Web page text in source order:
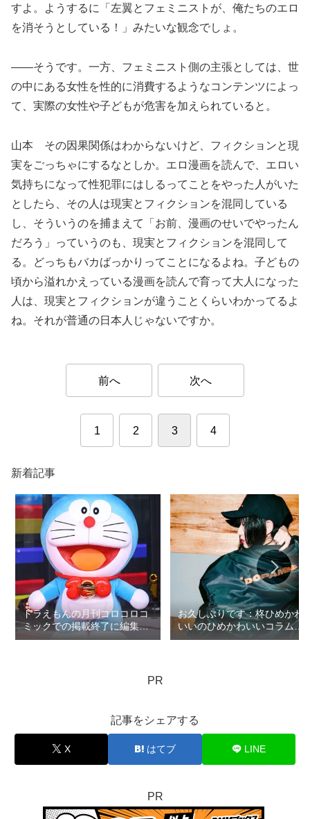
すよ。ようするに「左翼とフェミニストが、俺たちのエロ
を消そうとしている！」みたいな観念でしょ。
――そうです。一方、フェミニスト側の主張としては、世
の中にある女性を性的に消費するようなコンテンツによっ
て、実際の女性や子どもが危害を加えられていると。
山本 その因果関係はわからないけど、フィクションと現
実をごっちゃにするなとしか。エロ漫画を読んで、エロい
気持ちになって性犯罪にはしるってことをやった人がいた
としたら、その人は現実とフィクションを混同している
し、そういうのを捕まえて「お前、漫画のせいでやったん
だろう」っていうのも、現実とフィクションを混同して
る。どっちもバカばっかりってことになるよね。子どもの
頃から溢れかえっている漫画を読んで育って大人になった
人は、現実とフィクションが違うことくらいわかってるよ
ね。それが普通の日本人じゃないですか。
前へ 次へ
1 2 3 4
新着記事
ドラえもんの月刊コロコロコ
ミックでの掲載終了に編集部
の無礼疑惑：ロマン優光連載
お久しぶりです：柊ひめかわ
いいのひめかわいいコラム第
5回
PR
記事をシェアする
X はてブ LINE
PR